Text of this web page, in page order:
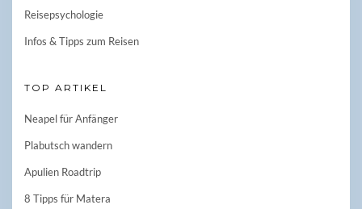
Reisepsychologie
Infos & Tipps zum Reisen
TOP ARTIKEL
Neapel für Anfänger
Plabutsch wandern
Apulien Roadtrip
8 Tipps für Matera